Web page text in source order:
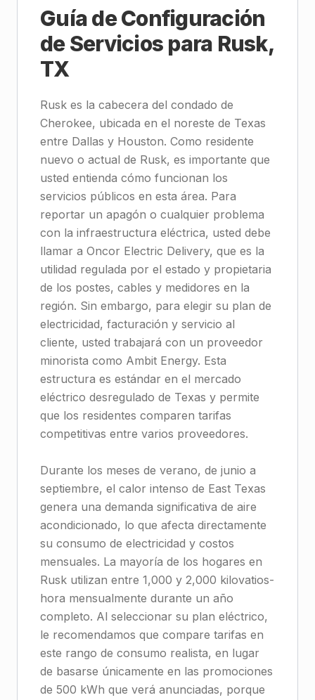
Guía de Configuración
de Servicios para Rusk,
TX
Rusk es la cabecera del condado de
Cherokee, ubicada en el noreste de Texas
entre Dallas y Houston. Como residente
nuevo o actual de Rusk, es importante que
usted entienda cómo funcionan los
servicios públicos en esta área. Para
reportar un apagón o cualquier problema
con la infraestructura eléctrica, usted debe
llamar a Oncor Electric Delivery, que es la
utilidad regulada por el estado y propietaria
de los postes, cables y medidores en la
región. Sin embargo, para elegir su plan de
electricidad, facturación y servicio al
cliente, usted trabajará con un proveedor
minorista como Ambit Energy. Esta
estructura es estándar en el mercado
eléctrico desregulado de Texas y permite
que los residentes comparen tarifas
competitivas entre varios proveedores.
Durante los meses de verano, de junio a
septiembre, el calor intenso de East Texas
genera una demanda significativa de aire
acondicionado, lo que afecta directamente
su consumo de electricidad y costos
mensuales. La mayoría de los hogares en
Rusk utilizan entre 1,000 y 2,000 kilovatios-
hora mensualmente durante un año
completo. Al seleccionar su plan eléctrico,
le recomendamos que compare tarifas en
este rango de consumo realista, en lugar
de basarse únicamente en las promociones
de 500 kWh que verá anunciadas, porque